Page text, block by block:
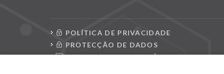
POLÍTICA DE PRIVACIDADE
PROTECÇÃO DE DADOS
CONSULTAR REQUISIÇÕES